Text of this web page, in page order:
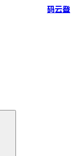
码云登